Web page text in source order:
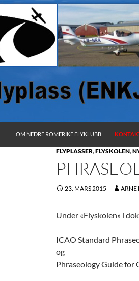
OM NEDRE ROMERIKE FLYKLUBB
FLYPLASSER,FLYSKOLEN,
23. MARS 2015 ARNE
Under «Flyskolen» i
ICAO Standard
og
Phraseology Guide for